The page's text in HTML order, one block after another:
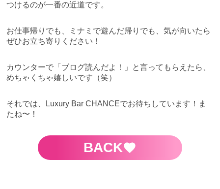
つけるのが一番の近道です。
お仕事帰りでも、ミナミで遊んだ帰りでも、気が向いたら
ぜひお立ち寄りください！
カウンターで「ブログ読んだよ！」と言ってもらえたら、
めちゃくちゃ嬉しいです（笑）
それでは、Luxury Bar CHANCEでお待ちしています！ま
たね〜！
BACK